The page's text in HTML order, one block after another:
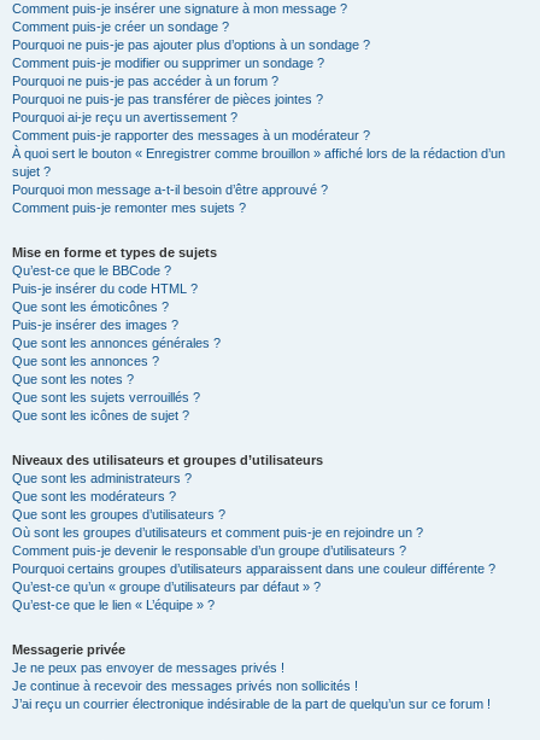
Comment puis-je insérer une signature à mon message ?
Comment puis-je créer un sondage ?
Pourquoi ne puis-je pas ajouter plus d’options à un sondage ?
Comment puis-je modifier ou supprimer un sondage ?
Pourquoi ne puis-je pas accéder à un forum ?
Pourquoi ne puis-je pas transférer de pièces jointes ?
Pourquoi ai-je reçu un avertissement ?
Comment puis-je rapporter des messages à un modérateur ?
À quoi sert le bouton « Enregistrer comme brouillon » affiché lors de la rédaction d’un
sujet ?
Pourquoi mon message a-t-il besoin d’être approuvé ?
Comment puis-je remonter mes sujets ?
Mise en forme et types de sujets
Qu’est-ce que le BBCode ?
Puis-je insérer du code HTML ?
Que sont les émoticônes ?
Puis-je insérer des images ?
Que sont les annonces générales ?
Que sont les annonces ?
Que sont les notes ?
Que sont les sujets verrouillés ?
Que sont les icônes de sujet ?
Niveaux des utilisateurs et groupes d’utilisateurs
Que sont les administrateurs ?
Que sont les modérateurs ?
Que sont les groupes d’utilisateurs ?
Où sont les groupes d’utilisateurs et comment puis-je en rejoindre un ?
Comment puis-je devenir le responsable d’un groupe d’utilisateurs ?
Pourquoi certains groupes d’utilisateurs apparaissent dans une couleur différente ?
Qu’est-ce qu’un « groupe d’utilisateurs par défaut » ?
Qu’est-ce que le lien « L’équipe » ?
Messagerie privée
Je ne peux pas envoyer de messages privés !
Je continue à recevoir des messages privés non sollicités !
J’ai reçu un courrier électronique indésirable de la part de quelqu’un sur ce forum !